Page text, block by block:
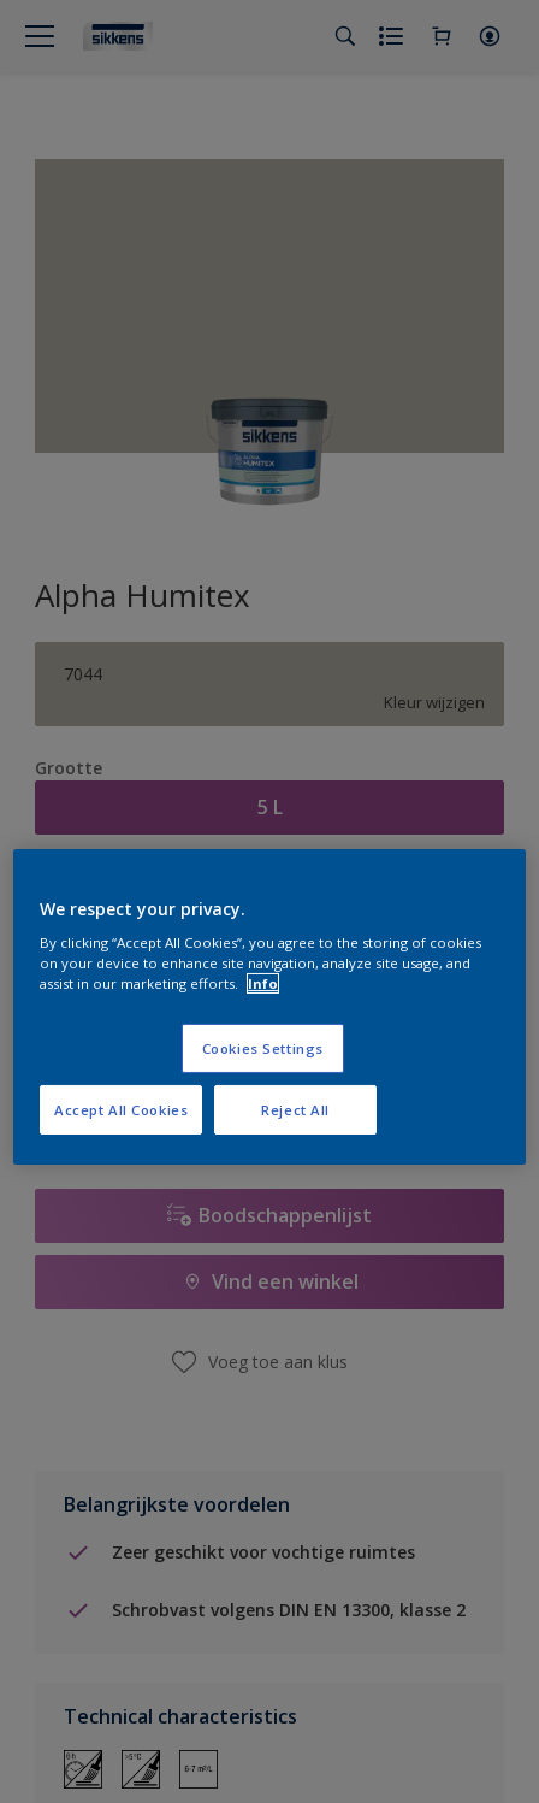
Alpha Humitex
7044
Kleur wijzigen
Grootte
5 L
er hard aan om de voorraad aan te vullen.
Boodschappenlijst
Vind een winkel
Voeg toe aan klus
Belangrijkste voordelen
Zeer geschikt voor vochtige ruimtes
Schrobvast volgens DIN EN 13300, klasse 2
Technical characteristics
We respect your privacy.
By clicking “Accept All Cookies”, you agree to the storing of cookies
on your device to enhance site navigation, analyze site usage, and
assist in our marketing efforts.
Info
Cookies Settings
Reject All
Accept All Cookies